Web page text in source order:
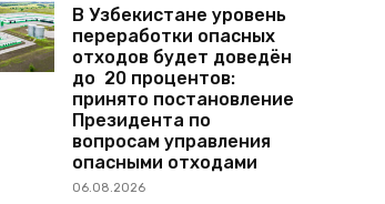
В Узбекистане уровень
переработки опасных
отходов будет доведён
до 20 процентов:
принято постановление
Президента по
вопросам управления
опасными отходами
06.08.2026